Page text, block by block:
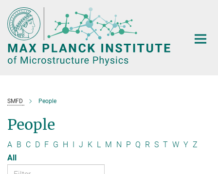
Main-
Content
SMFD People
People
A B C D F G H I J K L M N P Q R S T W Y Z
All